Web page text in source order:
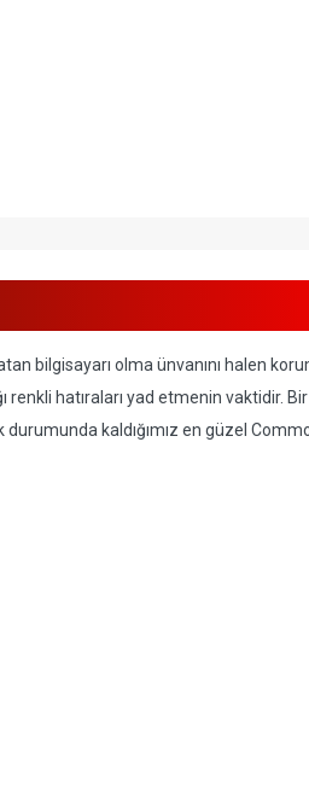
bilgisayarı olma ünvanını halen
hatıraları yad etmenin vaktidir. Bir
kaldığımız en güzel